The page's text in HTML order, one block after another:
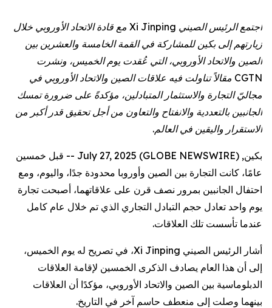
اجتمع الرئيس الصيني Xi Jinping مع قادة الاتحاد الأوروبي خلال
زيارتهم إلى بكين للمشاركة في القمة الخامسة والعشرين بين
الصين والاتحاد الأوروبي، التي عُقدت يوم الخميس، ونشرت
CGTN مقالاً تناولت فيه علاقات الصين والاتحاد الأوروبي في
مجاليّ التجارة والاستثمار المتبادلين، مؤكدةً على ضرورة تمسك
الجانبين بالتعددية والانفتاح والتعاون من أجل تحقيق قدر أكبر من
الاستقرار واليقين في العالم.
بكين, July 27, 2025 (GLOBE NEWSWIRE) -- قبل خمسين
عامًا، كانت التجارة بين الصين وأوروبا محدودة جدًا، واليوم، ومع
احتفال الجانبين بمرور نصف قرن على علاقاتهما، أصبحت تجارة
يوم واحد تعادل حجم التبادل التجاري الذي تم خلال عام كامل
عندما تأسست تلك العلاقات.
أشار الرئيس الصيني Xi Jinping، في تصريح له يوم الخميس،
إلى أن هذا العام يصادف الذكرى الخمسين لإقامة العلاقات
الدبلوماسية بين الصين والاتحاد الأوروبي، مؤكدًا أن العلاقات
بينهما وصلت إلى منعطف حاسم آخر في التاريخ.